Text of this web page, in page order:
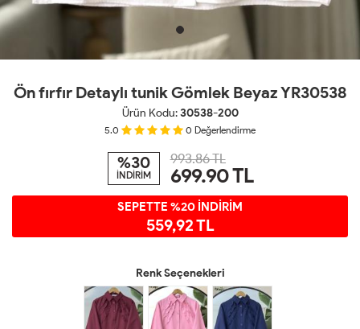
Ön fırfır Detaylı tunik Gömlek Beyaz YR30538
Ürün Kodu:30538-200
5.0 0 Değerlendirme
%30
İNDİRİM
993.86 TL
699.90TL
SEPETTE %20 İNDİRİM
559,92 TL
Renk Seçenekleri